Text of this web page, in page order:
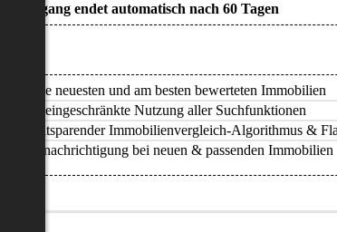
• Zugang endet automatisch nach 60 Tagen
Alle neuesten und am besten bewerteten Immobilien
Uneingeschränkte Nutzung aller Suchfunktionen
Zeitsparender Immobilienvergleich-Algorithmus &
Benachrichtigung bei neuen & passenden Immobilien